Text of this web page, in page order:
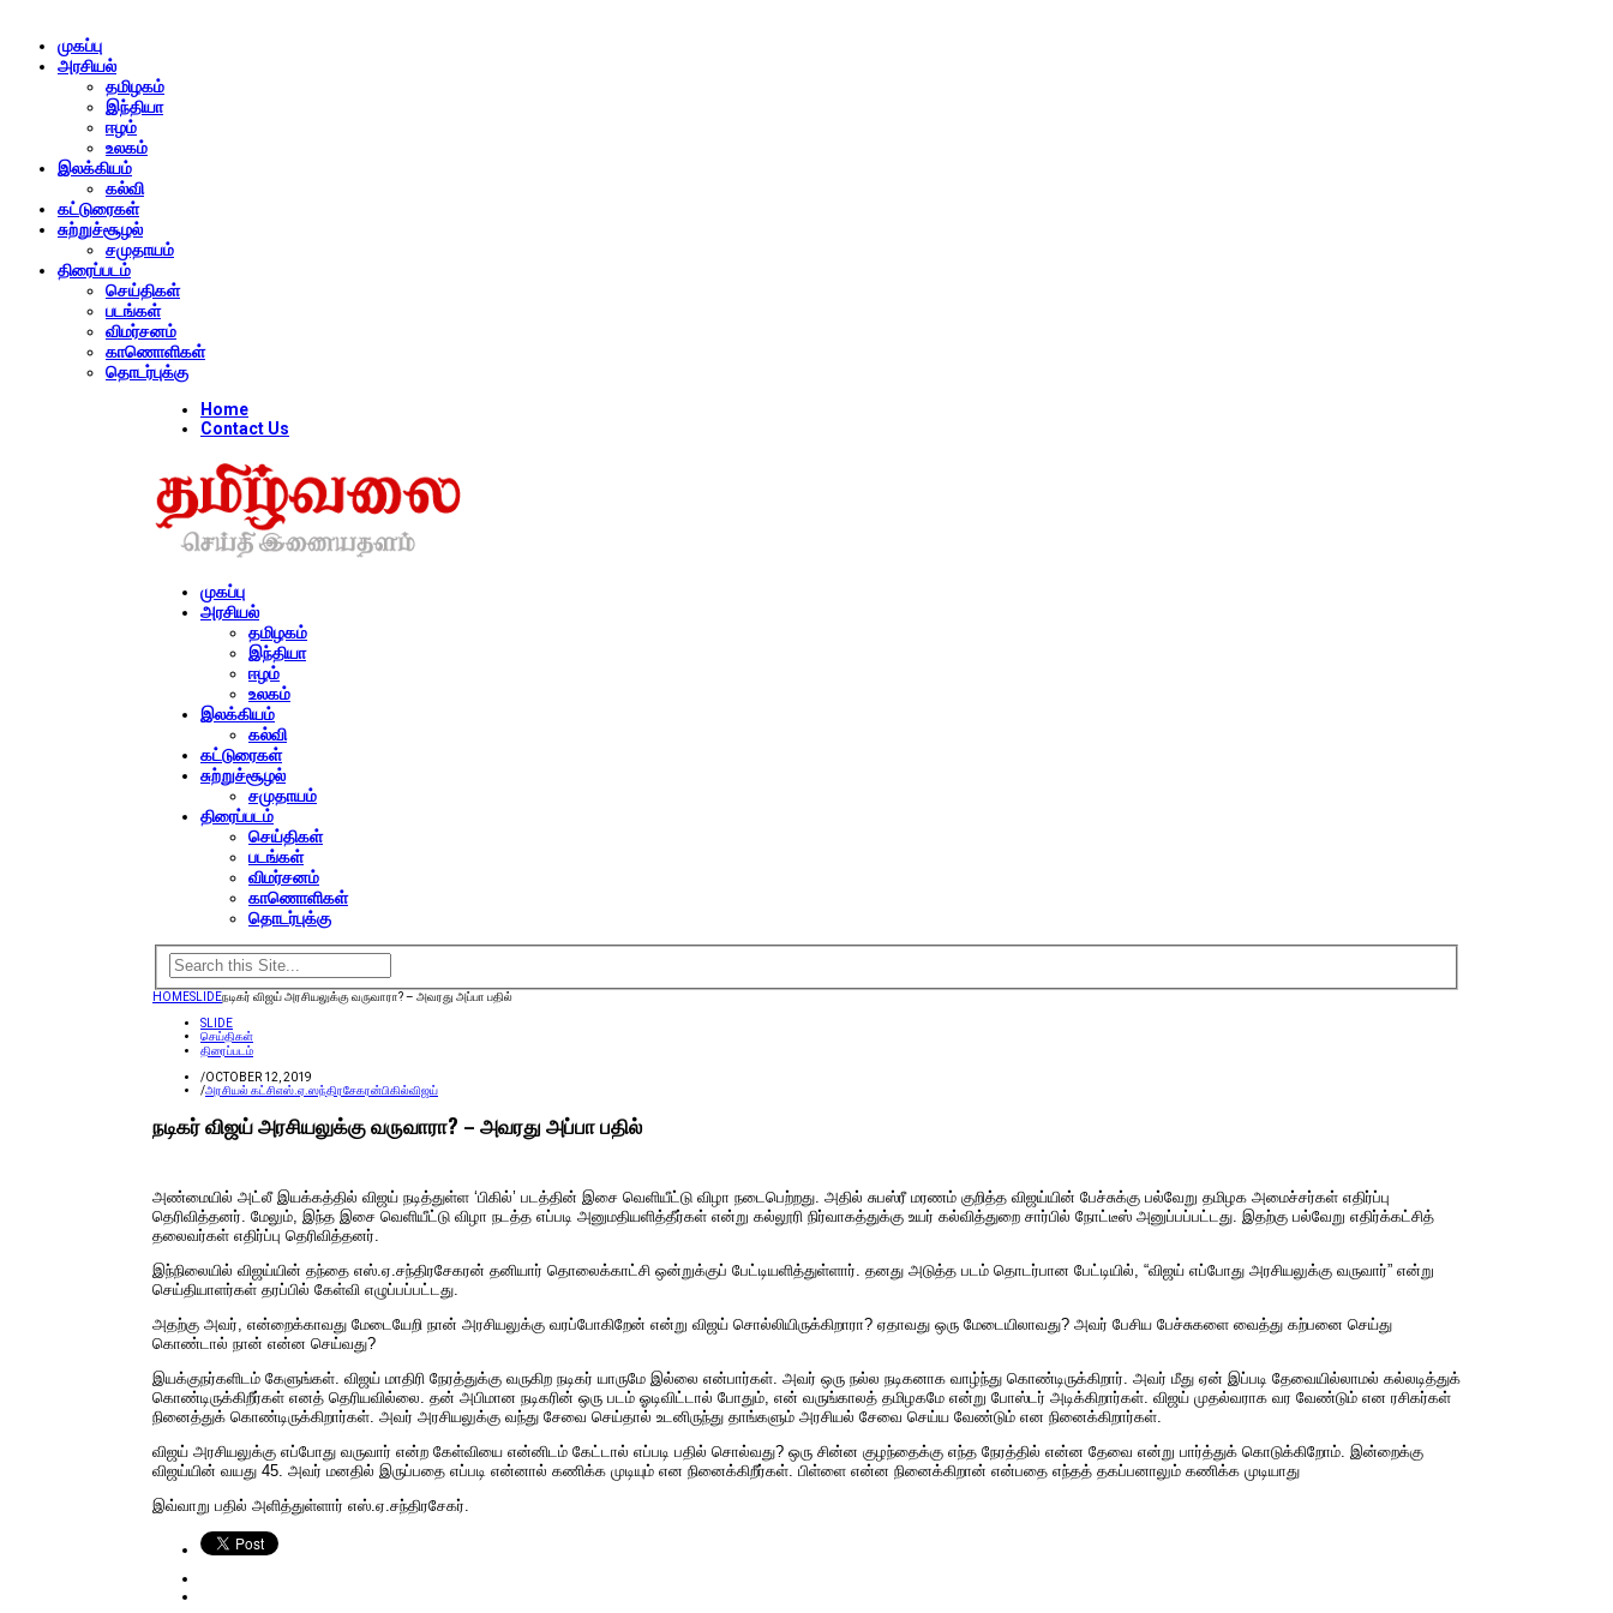
முகப்பு
அரசியல்
தமிழகம்
இந்தியா
ஈழம்
உலகம்
இலக்கியம்
கல்வி
கட்டுரைகள்
சுற்றுச்சூழல்
சமுதாயம்
திரைப்படம்
செய்திகள்
படங்கள்
விமர்சனம்
காணொளிகள்
தொடர்புக்கு
Home
Contact Us
முகப்பு
அரசியல்
தமிழகம்
இந்தியா
ஈழம்
உலகம்
இலக்கியம்
கல்வி
கட்டுரைகள்
சுற்றுச்சூழல்
சமுதாயம்
திரைப்படம்
செய்திகள்
படங்கள்
விமர்சனம்
காணொளிகள்
தொடர்புக்கு
HOMESLIDEநடிகர் விஜய் அரசியலுக்கு வருவாரா? – அவரது அப்பா பதில்
SLIDE
செய்திகள்
திரைப்படம்
/OCTOBER 12, 2019
/அரசியல் கட்சிஎஸ்.ஏ.ஸந்திரசேகரன்பிகில்விஜய்
நடிகர் விஜய் அரசியலுக்கு வருவாரா? – அவரது அப்பா பதில்
அண்மையில் அட்லீ இயக்கத்தில் விஜய் நடித்துள்ள ‘பிகில்’ படத்தின் இசை வெளியீட்டு விழா நடைபெற்றது. அதில் சுபஸ்ரீ மரணம் குறித்த விஜய்யின் பேச்சுக்கு பல்வேறு தமிழக அமைச்சர்கள் எதிர்ப்பு
தெரிவித்தனர். மேலும், இந்த இசை வெளியீட்டு விழா நடத்த எப்படி அனுமதியளித்தீர்கள் என்று கல்லூரி நிர்வாகத்துக்கு உயர் கல்வித்துறை சார்பில் நோட்டீஸ் அனுப்பப்பட்டது. இதற்கு பல்வேறு எதிர்க்கட்சித்
தலைவர்கள் எதிர்ப்பு தெரிவித்தனர்.
இந்நிலையில் விஜய்யின் தந்தை எஸ்.ஏ.சந்திரசேகரன் தனியார் தொலைக்காட்சி ஒன்றுக்குப் பேட்டியளித்துள்ளார். தனது அடுத்த படம் தொடர்பான பேட்டியில், “விஜய் எப்போது அரசியலுக்கு வருவார்” என்று
செய்தியாளர்கள் தரப்பில் கேள்வி எழுப்பப்பட்டது.
அதற்கு அவர், என்றைக்காவது மேடையேறி நான் அரசியலுக்கு வரப்போகிறேன் என்று விஜய் சொல்லியிருக்கிறாரா? ஏதாவது ஒரு மேடையிலாவது? அவர் பேசிய பேச்சுகளை வைத்து கற்பனை செய்து
கொண்டால் நான் என்ன செய்வது?
இயக்குநர்களிடம் கேளுங்கள். விஜய் மாதிரி நேரத்துக்கு வருகிற நடிகர் யாருமே இல்லை என்பார்கள். அவர் ஒரு நல்ல நடிகனாக வாழ்ந்து கொண்டிருக்கிறார். அவர் மீது ஏன் இப்படி தேவையில்லாமல் கல்லடித்துக்
கொண்டிருக்கிறீர்கள் எனத் தெரியவில்லை. தன் அபிமான நடிகரின் ஒரு படம் ஓடிவிட்டால் போதும், என் வருங்காலத் தமிழகமே என்று போஸ்டர் அடிக்கிறார்கள். விஜய் முதல்வராக வர வேண்டும் என ரசிகர்கள்
நினைத்துக் கொண்டிருக்கிறார்கள். அவர் அரசியலுக்கு வந்து சேவை செய்தால் உடனிருந்து தாங்களும் அரசியல் சேவை செய்ய வேண்டும் என நினைக்கிறார்கள்.
விஜய் அரசியலுக்கு எப்போது வருவார் என்ற கேள்வியை என்னிடம் கேட்டால் எப்படி பதில் சொல்வது? ஒரு சின்ன குழந்தைக்கு எந்த நேரத்தில் என்ன தேவை என்று பார்த்துக் கொடுக்கிறோம். இன்றைக்கு
விஜய்யின் வயது 45. அவர் மனதில் இருப்பதை எப்படி என்னால் கணிக்க முடியும் என நினைக்கிறீர்கள். பிள்ளை என்ன நினைக்கிறான் என்பதை எந்தத் தகப்பனாலும் கணிக்க முடியாது
இவ்வாறு பதில் அளித்துள்ளார் எஸ்.ஏ.சந்திரசேகர்.